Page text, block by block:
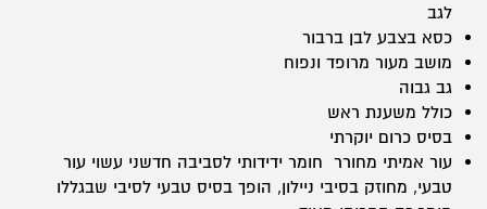
ברבור
לגב
כסא בצבע לבן ברבור
מושב מעור מרופד ונפוח
גב גבוה
כולל משענת ראש
בסיס כרום יוקרתי
עור אמיתי מחורר חומר ידידותי לסביבה חדשני עשוי עור
טבעי, מחוזק בסיבי ניילון, הופך בסיס טבעי לסיבי שבגללו